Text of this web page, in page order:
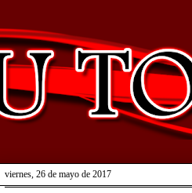
viernes, 26 de mayo de 2017